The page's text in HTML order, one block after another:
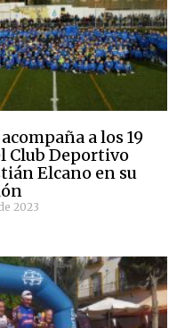
a los 19
Club Deportivo
Elcano en su
2023